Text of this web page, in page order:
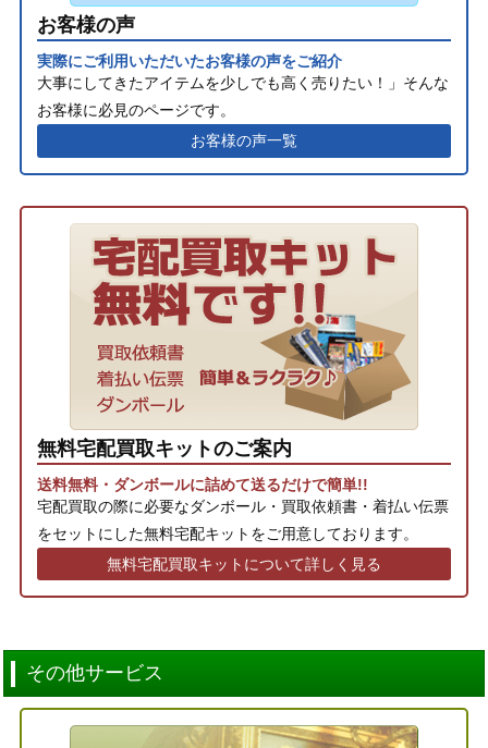
お客様の声
実際にご利用いただいたお客様の声をご紹介
大事にしてきたアイテムを少しでも高く売りたい！」そんな
お客様に必見のページです。
お客様の声一覧
無料宅配買取キットのご案内
送料無料・ダンボールに詰めて送るだけで簡単!!
宅配買取の際に必要なダンボール・買取依頼書・着払い伝票
をセットにした無料宅配キットをご用意しております。
無料宅配買取キットについて詳しく見る
その他サービス